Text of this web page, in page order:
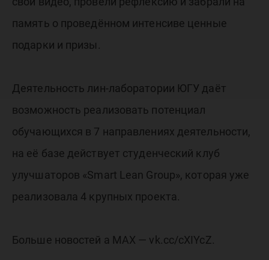
память о проведённом интенсиве ценные
подарки и призы.
Деятельность лин-лаборатории ЮГУ даёт
возможность реализовать потенциал
обучающихся в 7 направлениях деятельности,
на её базе действует студенческий клуб
улучшаторов «Smart Lean Group», которая уже
реализовала 4 крупных проекта.
Больше новостей а МАХ — vk.cc/cXIYcZ.